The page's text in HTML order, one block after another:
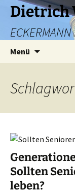
Zum
Inhalt
springen
Dietrich
Menü
Sollten
leben?